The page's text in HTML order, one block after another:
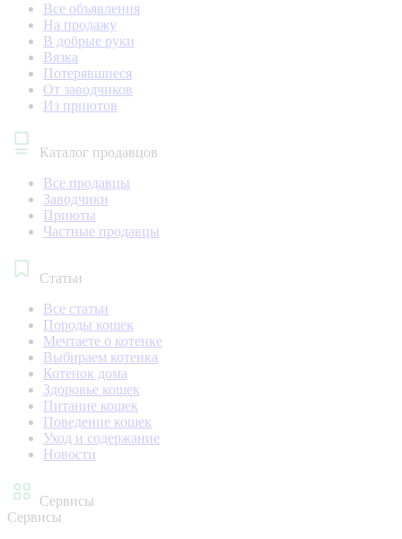
Все объявления
На продажу
В добрые руки
Вязка
Потерявшиеся
От заводчиков
Из приютов
Каталог продавцов
Все продавцы
Заводчики
Приюты
Частные продавцы
Статьи
Все статьи
Породы кошек
Мечтаете о котенке
Выбираем котенка
Котенок дома
Здоровье кошек
Питание кошек
Поведение кошек
Уход и содержание
Новости
Сервисы
Сервисы